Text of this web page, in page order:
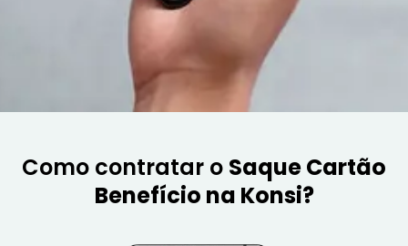
Como contratar o Saque Cartão
Benefício na Konsi?